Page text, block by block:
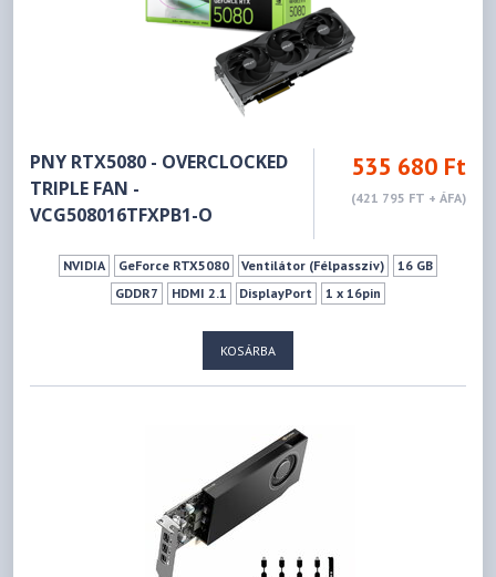
PNY RTX5080 - OVERCLOCKED
TRIPLE FAN -
VCG508016TFXPB1-O
535 680 Ft
(421 795 FT + ÁFA)
NVIDIA GeForce RTX5080 Ventilátor (Félpasszív)
16 GB
GDDR7
HDMI 2.1 DisplayPort 1 x 16pin
KOSÁRBA